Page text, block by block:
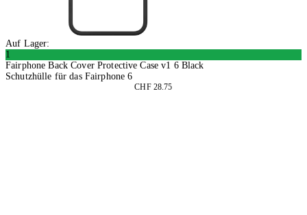
Auf Lager:
1
Fairphone Back Cover Protective Case v1 6 Black
Schutzhülle für das Fairphone 6
CHF 28.75